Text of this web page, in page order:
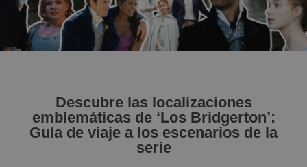
Descubre las localizaciones
emblemáticas de ‘Los Bridgerton’:
Guía de viaje a los escenarios de la
serie